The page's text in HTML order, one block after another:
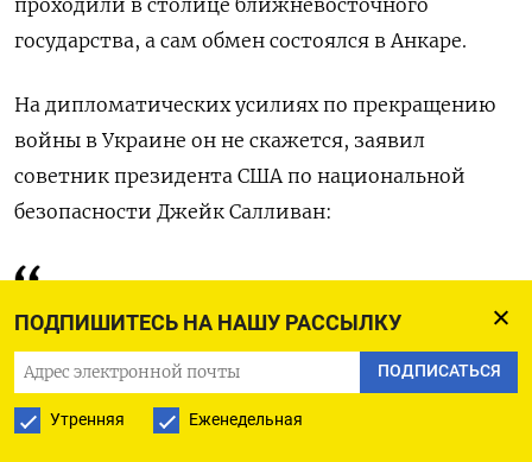
ПОДПИШИТЕСЬ НА НАШУ РАССЫЛКУ
ПОДПИСАТЬСЯ
Утренняя Еженедельная
проходили в столице ближневосточного
государства, а сам обмен состоялся в Анкаре.
На дипломатических усилиях по прекращению
войны в Украине он не скажется, заявил
советник президента США по национальной
безопасности Джейк Салливан:
[переговоры] идут по разным
направлениям.